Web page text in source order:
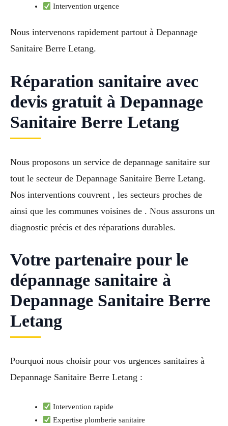
Intervention urgence
Nous intervenons rapidement partout à Depannage
Sanitaire Berre Letang.
Réparation sanitaire avec
devis gratuit à Depannage
Sanitaire Berre Letang
Nous proposons un service de depannage sanitaire sur
tout le secteur de Depannage Sanitaire Berre Letang.
Nos interventions couvrent , les secteurs proches de
ainsi que les communes voisines de . Nous assurons un
diagnostic précis et des réparations durables.
Votre partenaire pour le
dépannage sanitaire à
Depannage Sanitaire Berre
Letang
Pourquoi nous choisir pour vos urgences sanitaires à
Depannage Sanitaire Berre Letang :
Intervention rapide
Expertise plomberie sanitaire